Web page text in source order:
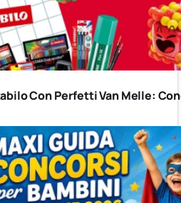
Con Perfetti Van Melle: